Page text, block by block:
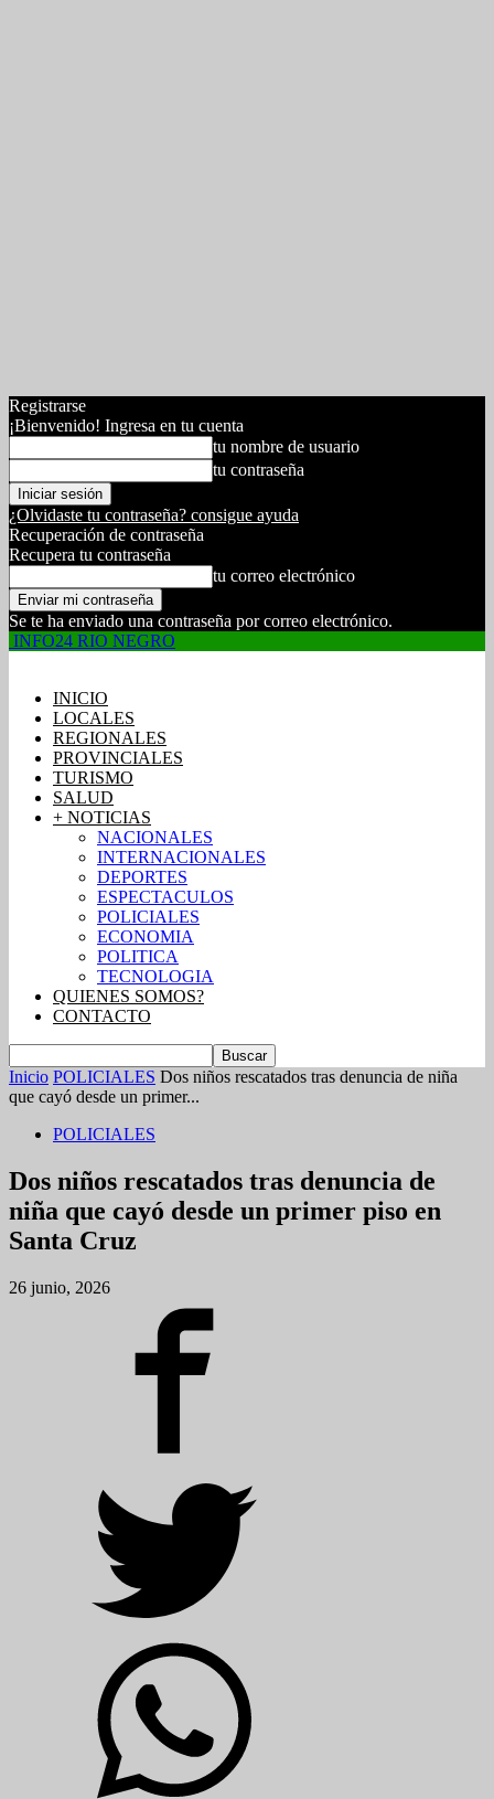
Registrarse
¡Bienvenido! Ingresa en tu cuenta
tu nombre de usuario
tu contraseña
¿Olvidaste tu contraseña? consigue ayuda
Recuperación de contraseña
Recupera tu contraseña
tu correo electrónico
Se te ha enviado una contraseña por correo electrónico.
INFO24 RIO NEGRO
INICIO
LOCALES
REGIONALES
PROVINCIALES
TURISMO
SALUD
+ NOTICIAS
NACIONALES
INTERNACIONALES
DEPORTES
ESPECTACULOS
POLICIALES
ECONOMIA
POLITICA
TECNOLOGIA
QUIENES SOMOS?
CONTACTO
Inicio POLICIALES Dos niños rescatados tras denuncia de niña
que cayó desde un primer...
POLICIALES
Dos niños rescatados tras denuncia de
niña que cayó desde un primer piso en
Santa Cruz
26 junio, 2026